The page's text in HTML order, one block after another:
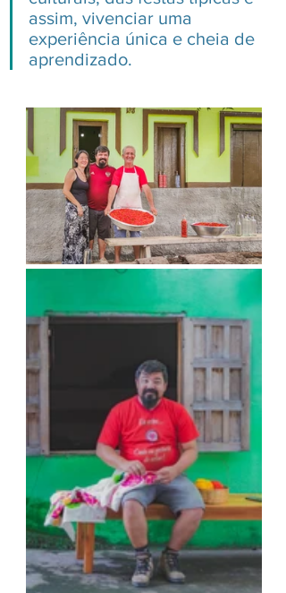
assim, vivenciar uma
experiência única e cheia de
aprendizado.